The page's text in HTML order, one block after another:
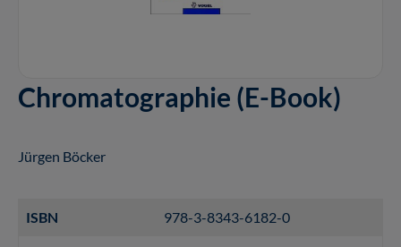
Chromatographie (E-Book)
Jürgen Böcker
ISBN 978-3-8343-6182-0